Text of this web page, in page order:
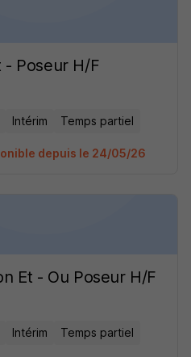
- Poseur H/F
Intérim Temps partiel
depuis le 24/05/26
Et - Ou Poseur H/F
Intérim Temps partiel